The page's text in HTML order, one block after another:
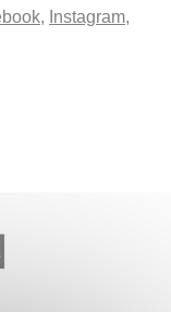
, Instagram,